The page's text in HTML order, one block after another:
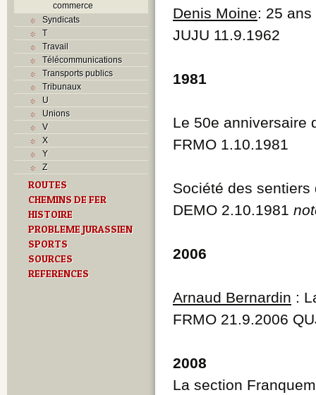
commerce
Syndicats
T
Travail
Télécommunications
Transports publics
Tribunaux
U
Unions
V
X
Y
Z
ROUTES
CHEMINS DE FER
HISTOIRE
PROBLEME JURASSIEN
SPORTS
SOURCES
REFERENCES
Denis Moine: 25
JUJU 11.9.1962
1981
Le 50e anniversaire
FRMO 1.10.1981
Société des
DEMO 2.10.1981
2006
Arnaud Bernardin :
FRMO 21.9.2006
2008
La section